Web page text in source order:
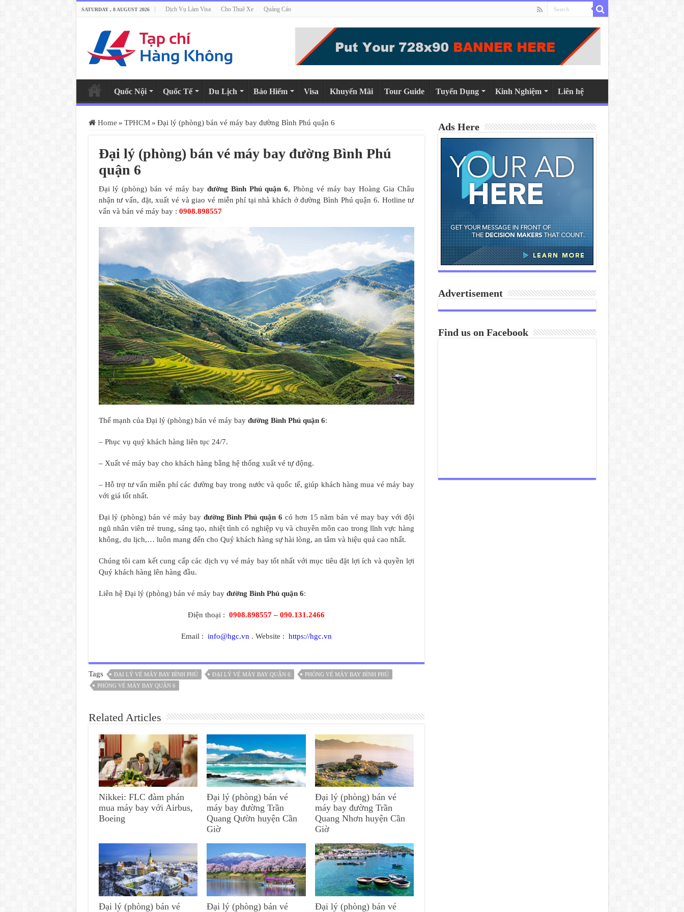
SATURDAY , 8 AUGUST 2026 Dịch Vụ Làm Visa Cho Thuê Xe Quảng Cáo
Quốc Nội Quốc Tế Du Lịch Bảo Hiểm Visa Khuyến Mãi Tour Guide Tuyển Dụng Kinh Nghiệm Liên hệ
Home » TPHCM » Đại lý (phòng) bán vé máy bay đường Bình Phú quận 6
Đại lý (phòng) bán vé máy bay đường Bình Phú
quận 6
Đại lý (phòng) bán vé máy bay đường Bình Phú quận 6, Phòng vé máy bay Hoàng Gia Châu
nhận tư vấn, đặt, xuất vé và giao vé miễn phí tại nhà khách ở đường Bình Phú quận 6. Hotline tư
vấn và bán vé máy bay : 0908.898557
Thế mạnh của Đại lý (phòng) bán vé máy bay đường Bình Phú quận 6:
– Phục vụ quý khách hàng liên tục 24/7.
– Xuất vé máy bay cho khách hàng bằng hệ thống xuất vé tự động.
– Hỗ trợ tư vấn miễn phí các đường bay trong nước và quốc tế, giúp khách hàng mua vé máy bay
với giá tốt nhất.
Đại lý (phòng) bán vé máy bay đường Bình Phú quận 6 có hơn 15 năm bán vé may bay với đội
ngũ nhân viên trẻ trung, sáng tạo, nhiệt tình có nghiệp vụ và chuyên môn cao trong lĩnh vực hàng
không, du lịch,… luôn mang đến cho Quý khách hàng sự hài lòng, an tâm và hiệu quả cao nhất.
Chúng tôi cam kết cung cấp các dịch vụ vé máy bay tốt nhất với mục tiêu đặt lợi ích và quyền lợi
Quý khách hàng lên hàng đầu.
Liên hệ Đại lý (phòng) bán vé máy bay đường Bình Phú quận 6:
Điện thoại : 0908.898557 – 090.131.2466
Email : info@hgc.vn . Website : https://hgc.vn
Tags ĐẠI LÝ VÉ MÁY BAY BÌNH PHÚ ĐẠI LÝ VÉ MÁY BAY QUẬN 6
PHÒNG VÉ MÁY BAY BÌNH PHÚ
PHÒNG VÉ MÁY BAY QUẬN 6
Related Articles
Nikkei: FLC đàm phán
mua máy bay với Airbus,
Boeing
Đại lý (phòng) bán vé
máy bay đường Trần
Quang Qườn huyện Cần
Giờ
Đại lý (phòng) bán vé
máy bay đường Trần
Quang Nhơn huyện Cần
Giờ
Đại lý (phòng) bán vé
Đại lý (phòng) bán vé
Đại lý (phòng) bán vé
Ads Here
Advertisement
Find us on Facebook